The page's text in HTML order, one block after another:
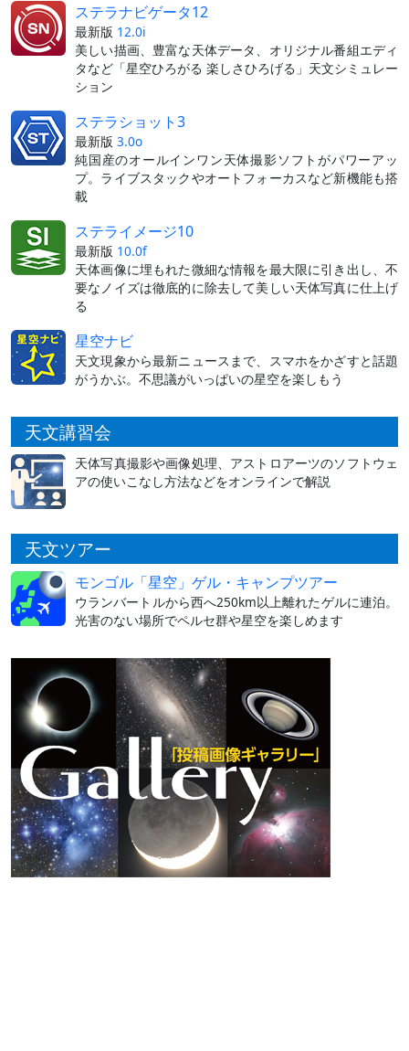
ステラナビゲータ12
最新版 12.0i
美しい描画、豊富な天体データ、オリジナル番組エディ
タなど「星空ひろがる 楽しさひろげる」天文シミュレー
ション
ステラショット3
最新版 3.0o
純国産のオールインワン天体撮影ソフトがパワーアッ
プ。ライブスタックやオートフォーカスなど新機能も搭
載
ステライメージ10
最新版 10.0f
天体画像に埋もれた微細な情報を最大限に引き出し、不
要なノイズは徹底的に除去して美しい天体写真に仕上げ
る
星空ナビ
天文現象から最新ニュースまで、スマホをかざすと話題
がうかぶ。不思議がいっぱいの星空を楽しもう
天文講習会
天体写真撮影や画像処理、アストロアーツのソフトウェ
アの使いこなし方法などをオンラインで解説
天文ツアー
モンゴル「星空」ゲル・キャンプツアー
ウランバートルから西へ250km以上離れたゲルに連泊。
光害のない場所でペルセ群や星空を楽しめます